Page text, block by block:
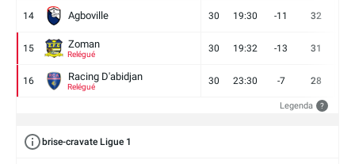
14 Agboville 30 19:30 -11 32
15 Zoman
Relégué
30 19:32 -13 31
16 Racing D'abidjan
Relégué
30 23:30 -7 28
Legenda ?
brise-cravate Ligue 1